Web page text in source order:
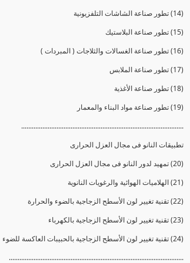
(14) تطور صناعة الشاشات التلفزيونية
(15) تطور صناعة البلاستيك
(16) تطور صناعة الغسالات والثلاجات ( المبردات )
(17) تطور صناعة الملابس
(18) تطور صناعة الأغذية
(19) تطور صناعة مواد البناء والمعمار
............................................................................................
تطبيقات النانو فى مجال العزل الحرارى
(20) تمهيد لدور النانو فى مجال العزل الحرارى
(21) الهلاميات الهوائية والرغويات النانوية
(22) تقنية تغيير لون الأسطح الزجاجية بالضوء والحرارة
(23) تقنية تغيير لون الأسطح الزجاجية بالكهرباء
(24) تقنية تغيير لون الأسطح الزجاجية بالحبيبات العاكسة للضوء
...................................................................................................